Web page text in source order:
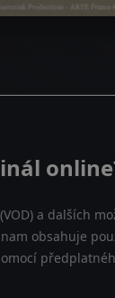
a dalších
obsahuje